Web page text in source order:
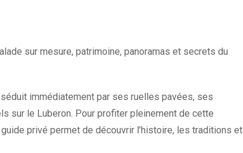
sur mesure, patrimoine, panoramas et secrets du
immédiatement par ses ruelles pavées, ses
sur le Luberon. Pour profiter pleinement de cette
privé permet de découvrir l’histoire, les traditions et